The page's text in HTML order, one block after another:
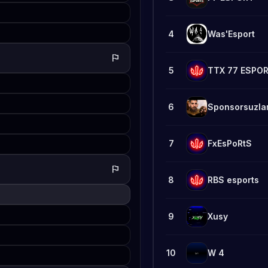
flag
flag
4 Was'Esport
5 TTX 77
6
7 FxEsPoRtS
8 RBS esports
9 Xusy
10 W 4